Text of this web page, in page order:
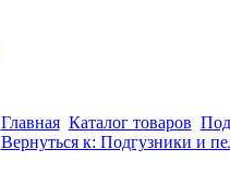
Главная Каталог товаров
Вернуться к: Подгузники и